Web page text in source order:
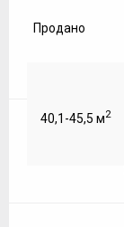
Продано
40,1-45,5 м2